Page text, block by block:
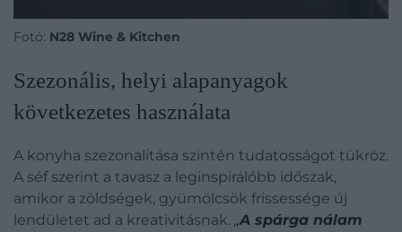
Fotó: N28 Wine & Kitchen
Szezonális, helyi alapanyagok
következetes használata
A konyha szezonalitása szintén tudatosságot tükröz.
A séf szerint a tavasz a leginspirálóbb időszak,
amikor a zöldségek, gyümölcsök frissessége új
lendületet ad a kreativitásnak. „A spárga nálam